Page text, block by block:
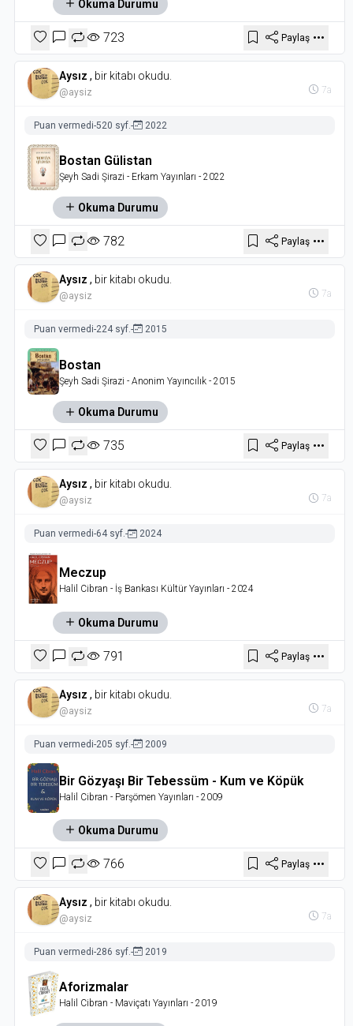
Okuma Durumu
723 Paylaş
Aysız , bir kitabı okudu.
@aysiz 7a
Puan vermedi-520 syf.- 2022
Bostan Gülistan
Şeyh Sadi Şirazi - Erkam Yayınları - 2022
Okuma Durumu
782 Paylaş
Aysız , bir kitabı okudu.
@aysiz 7a
Puan vermedi-224 syf.- 2015
Bostan
Şeyh Sadi Şirazi - Anonim Yayıncılık - 2015
Okuma Durumu
735 Paylaş
Aysız , bir kitabı okudu.
@aysiz 7a
Puan vermedi-64 syf.- 2024
Meczup
Halil Cibran - İş Bankası Kültür Yayınları - 2024
Okuma Durumu
791 Paylaş
Aysız , bir kitabı okudu.
@aysiz 7a
Puan vermedi-205 syf.- 2009
Bir Gözyaşı Bir Tebessüm - Kum ve Köpük
Halil Cibran - Parşömen Yayınları - 2009
Okuma Durumu
766 Paylaş
Aysız , bir kitabı okudu.
@aysiz 7a
Puan vermedi-286 syf.- 2019
Aforizmalar
Halil Cibran - Maviçatı Yayınları - 2019